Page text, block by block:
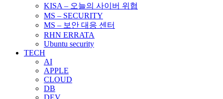
KISA – 오늘의 사이버 위협
MS – SECURITY
MS – 보안 대응 센터
RHN ERRATA
Ubuntu security
TECH
AI
APPLE
CLOUD
DB
DEV